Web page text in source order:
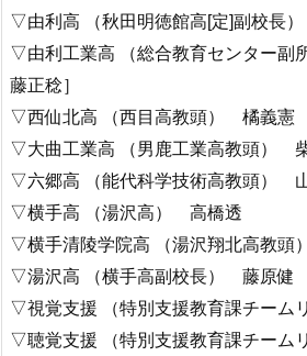
▽由利高 （秋田明徳館高[定]副校長
▽由利工業高 （総合教育センター
藤正稔］
▽西仙北高 （西目高教頭） 橘義憲
▽大曲工業高 （男鹿工業高教頭）
▽六郷高 （能代科学技術高教頭）
▽横手高 （湯沢高） 高橋透
▽横手清陵学院高 （湯沢翔北高教
▽湯沢高 （横手高副校長） 藤原健
▽視覚支援 （特別支援教育課チー
▽聴覚支援 （特別支援教育課チー